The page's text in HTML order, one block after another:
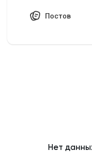
Смотреть Базар
Постов
Нет